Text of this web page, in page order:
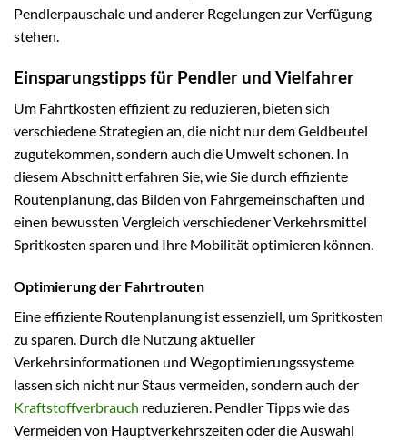
Pendlerpauschale und anderer Regelungen zur Verfügung
stehen.
Einsparungstipps für Pendler und Vielfahrer
Um Fahrtkosten effizient zu reduzieren, bieten sich
verschiedene Strategien an, die nicht nur dem Geldbeutel
zugutekommen, sondern auch die Umwelt schonen. In
diesem Abschnitt erfahren Sie, wie Sie durch effiziente
Routenplanung, das Bilden von Fahrgemeinschaften und
einen bewussten Vergleich verschiedener Verkehrsmittel
Spritkosten sparen und Ihre Mobilität optimieren können.
Optimierung der Fahrtrouten
Eine effiziente Routenplanung ist essenziell, um Spritkosten
zu sparen. Durch die Nutzung aktueller
Verkehrsinformationen und Wegoptimierungssysteme
lassen sich nicht nur Staus vermeiden, sondern auch der
Kraftstoffverbrauch reduzieren. Pendler Tipps wie das
Vermeiden von Hauptverkehrszeiten oder die Auswahl